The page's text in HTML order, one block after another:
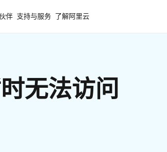
伴 支持与服务 了解阿里云
无法访问